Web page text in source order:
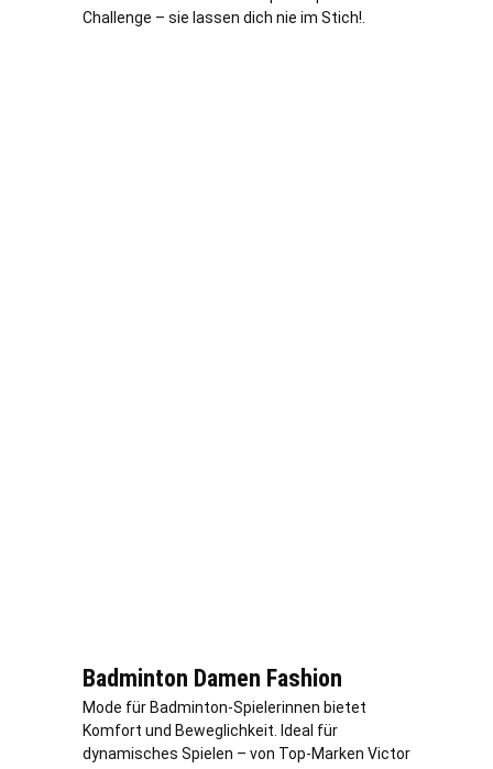
Challenge – sie lassen dich nie im Stich!.
Badminton Damen Fashion
Mode für Badminton-Spielerinnen bietet
Komfort und Beweglichkeit. Ideal für
dynamisches Spielen – von Top-Marken Victor